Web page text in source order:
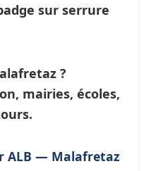
sur serrure
?
mairies, écoles,
ALB — Malafretaz